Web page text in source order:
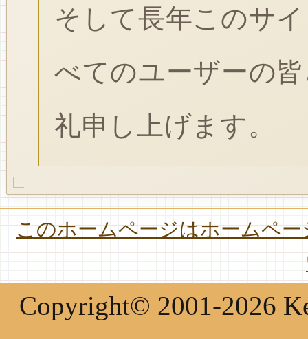
そして長年このサ
べてのユーザーの
礼申し上げます。
このホームページはホームペ
Copyright© 2001-2026